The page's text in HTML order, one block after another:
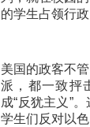
的学生占领行
美国的政客不
派，都一致抨
成“反犹主义”
学生们反对以